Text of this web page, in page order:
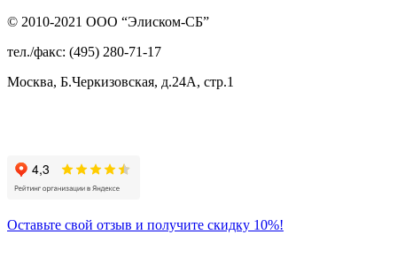
© 2010-2021 ООО “Элиском-СБ”
тел./факс: (495) 280-71-17
Москва, Б.Черкизовская, д.24А, стр.1
Оставьте свой отзыв и получите скидку 10%!